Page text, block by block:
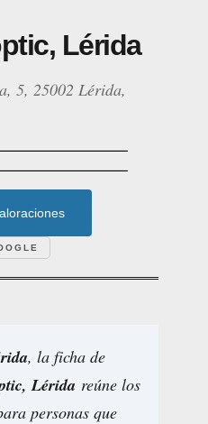
Lérida
5, 25002 Lérida,
, la ficha de
Lérida reúne los
personas que